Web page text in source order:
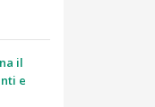
il
e